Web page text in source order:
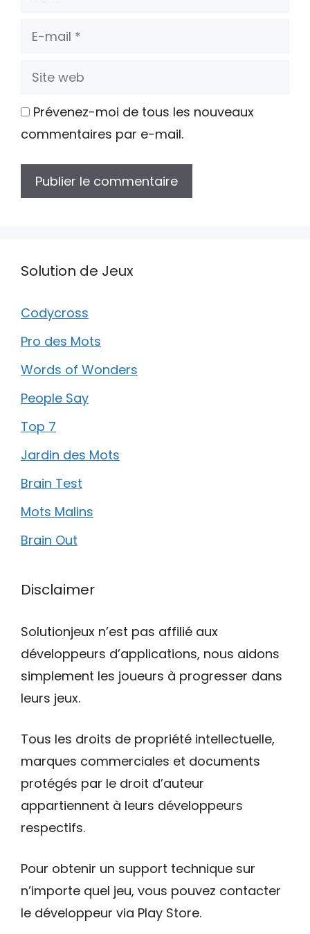
E-
Site
Prévenez-moi de tous les nouveaux
commentaires par e-mail.
Solution de Jeux
Codycross
Pro des Mots
Words of Wonders
People Say
Top 7
Jardin des Mots
Brain Test
Mots Malins
Brain Out
Disclaimer
Solutionjeux n’est pas affilié aux
développeurs d’applications, nous aidons
simplement les joueurs à progresser dans
leurs jeux.
Tous les droits de propriété intellectuelle,
marques commerciales et documents
protégés par le droit d’auteur
appartiennent à leurs développeurs
respectifs.
Pour obtenir un support technique sur
n’importe quel jeu, vous pouvez contacter
le développeur via Play Store.